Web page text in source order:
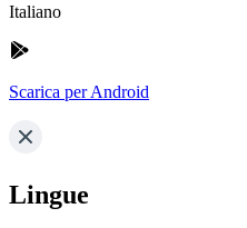
Italiano
Scarica per Android
Lingue